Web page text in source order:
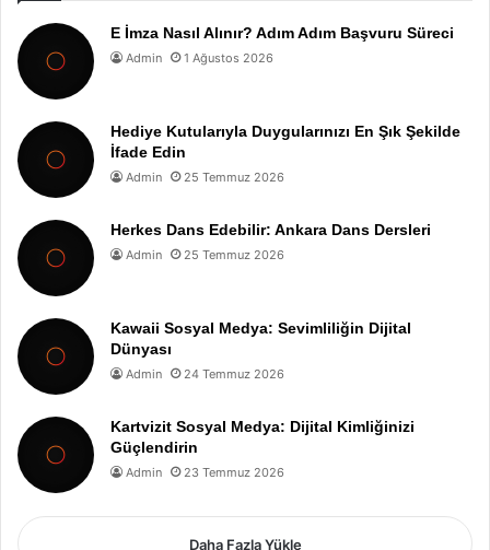
E İmza Nasıl Alınır? Adım Adım Başvuru Süreci
Admin 1 Ağustos 2026
Hediye Kutularıyla Duygularınızı En Şık Şekilde
İfade Edin
Admin 25 Temmuz 2026
Herkes Dans Edebilir: Ankara Dans Dersleri
Admin 25 Temmuz 2026
Kawaii Sosyal Medya: Sevimliliğin Dijital
Dünyası
Admin 24 Temmuz 2026
Kartvizit Sosyal Medya: Dijital Kimliğinizi
Güçlendirin
Admin 23 Temmuz 2026
Daha Fazla Yükle